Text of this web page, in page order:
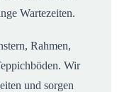
Wartezeiten.
Rahmen,
Wir
und sorgen